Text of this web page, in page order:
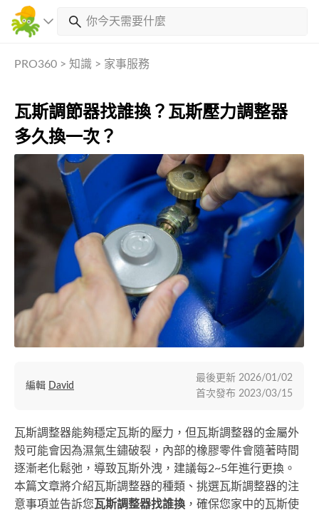
PRO360 > 知識 > 家事服務
瓦斯調節器找誰換？瓦斯壓力調整器
多久換一次？
瓦斯調整器能夠穩定瓦斯的壓力，但瓦斯調整器的金屬外
殼可能會因為濕氣生鏽破裂，內部的橡膠零件會隨著時間
逐漸老化鬆弛，導致瓦斯外洩，建議每2~5年進行更換。
本篇文章將介紹瓦斯調整器的種類、挑選瓦斯調整器的注
意事項並告訴您瓦斯調整器找誰換 ，確保您家中的瓦斯使
編輯 David
最後更新 2026/01/02
首次發布 2023/03/15